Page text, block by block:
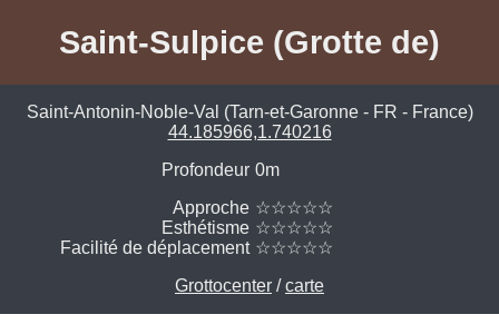
Saint-Sulpice (Grotte de)
Saint-Antonin-Noble-Val (Tarn-et-Garonne - FR - France)
44.185966,1.740216
Profondeur 0m
Approche ☆☆☆☆☆
Esthétisme ☆☆☆☆☆
Facilité de déplacement ☆☆☆☆☆
Grottocenter /carte